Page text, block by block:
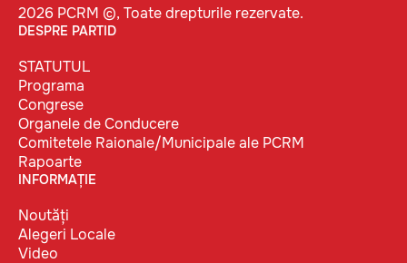
2026 PCRM ©, Toate drepturile rezervate.
DESPRE PARTID
STATUTUL
Programa
Congrese
Organele de Conducere
Comitetele Raionale/Municipale ale PCRM
Rapoarte
INFORMAȚIE
Noutăți
Alegeri Locale
Video